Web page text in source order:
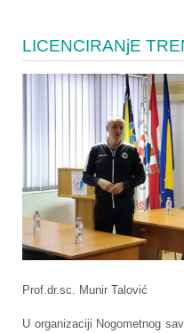
LICENCIRANjE
Prof.dr.sc. Munir Talović
U organizaciji Nogometnog